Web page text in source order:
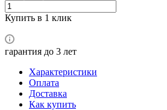
Купить в 1 клик
гарантия до 3 лет
Характеристики
Оплата
Доставка
Как купить